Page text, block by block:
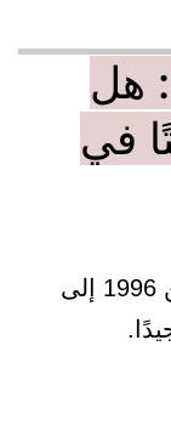
هل
في
هو خادم مولانا سعد من 1996 إلى